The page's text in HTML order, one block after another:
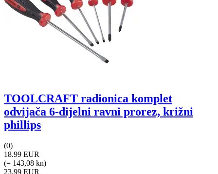
TOOLCRAFT radionica komplet
odvijača 6-dijelni ravni prorez, križni
phillips
(0)
18.99 EUR
(= 143,08 kn)
23.99 EUR